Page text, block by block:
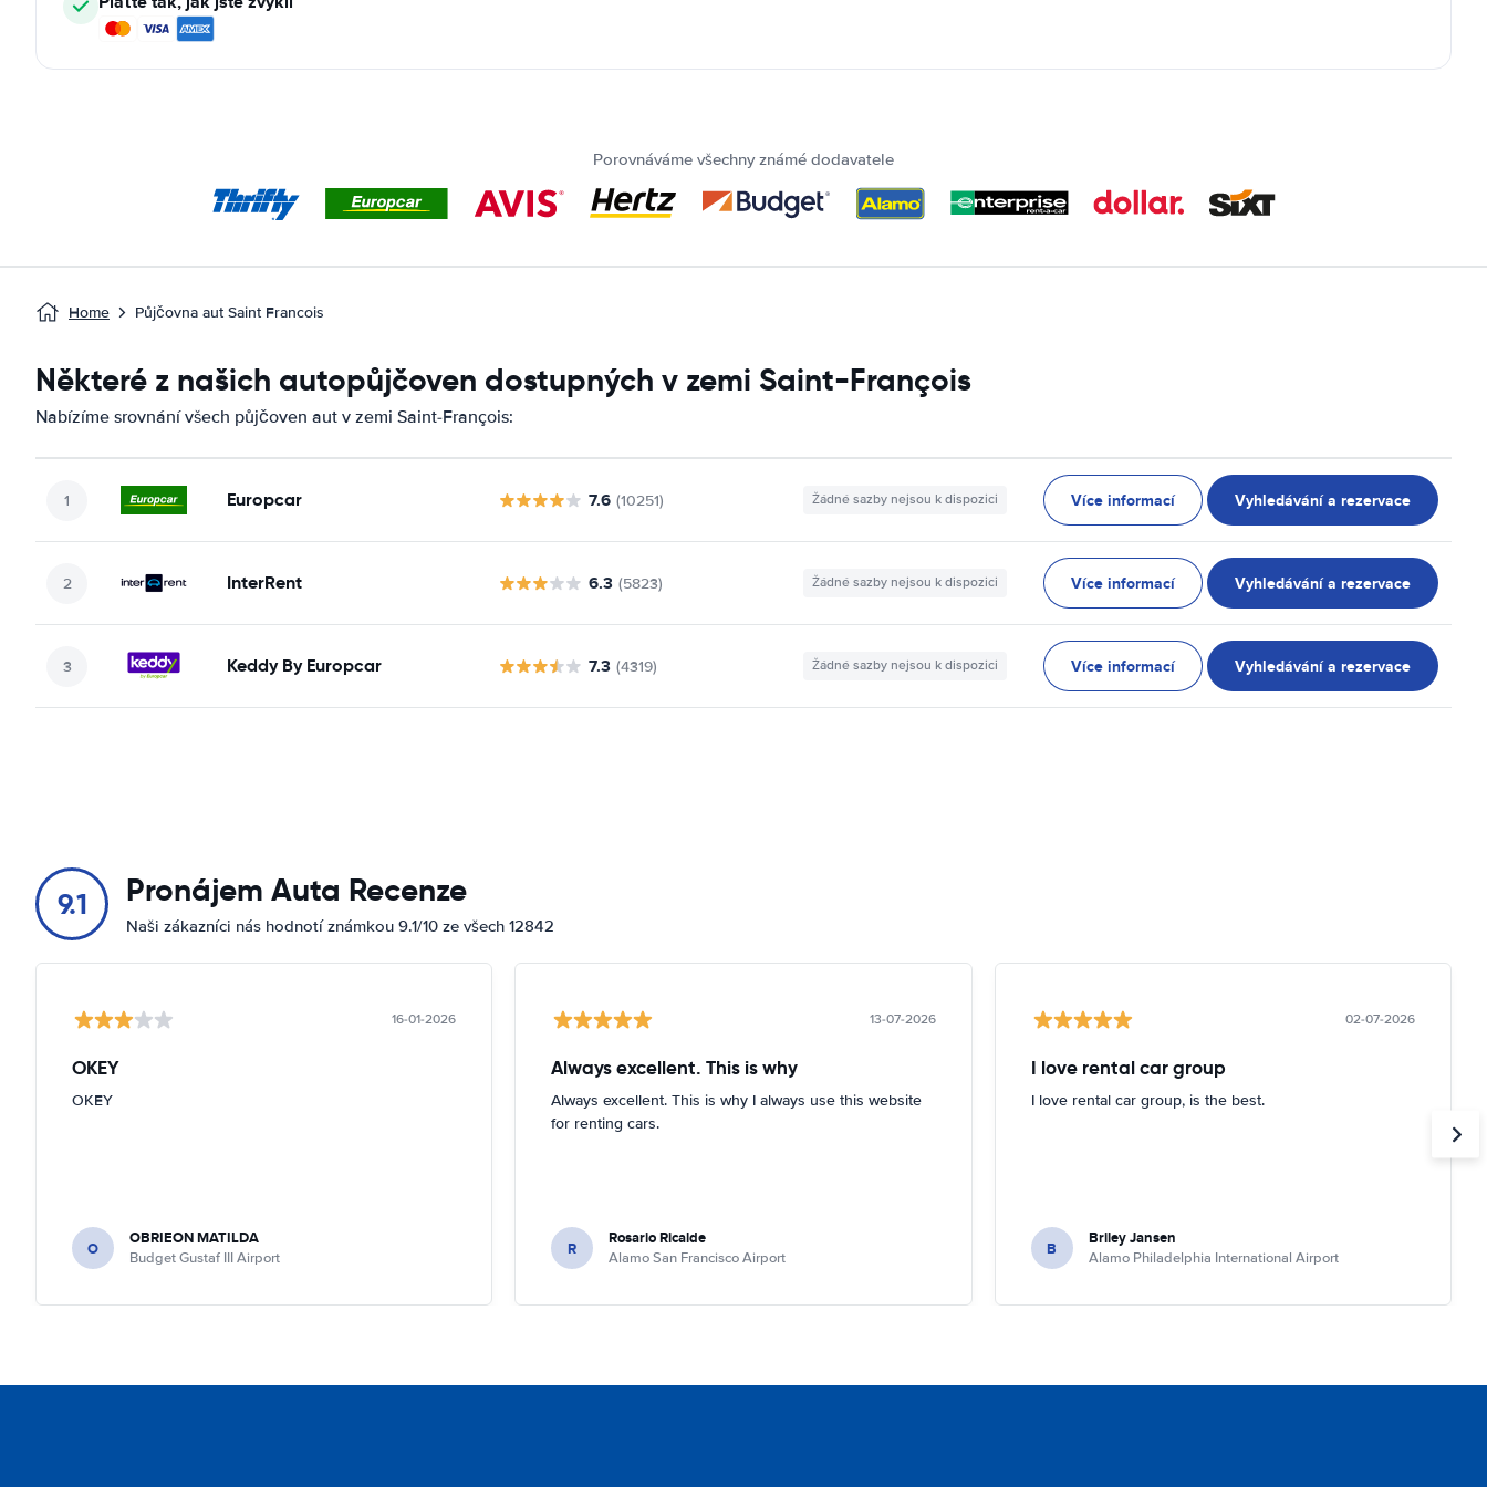
Porovnáváme všechny známé dodavatele
Home Půjčovna aut Saint Francois
Některé z našich autopůjčoven dostupných v zemi Saint-François
Nabízíme srovnání všech půjčoven aut v zemi Saint-François:
Europcar 7.6 (10251) Žádné sazby nejsou k dispozici Více informací Vyhledávání a rezervace
InterRent 6.3 (5823) Žádné sazby nejsou k dispozici Více informací Vyhledávání a rezervace
Keddy By Europcar 7.3 (4319) Žádné sazby nejsou k dispozici Více informací Vyhledávání a rezervace
9.1 Pronájem Auta Recenze
Naši zákazníci nás hodnotí známkou 9.1/10 ze všech 12842
16-01-2026
OKEY
OKEY
O OBRIEON MATILDA
Budget Gustaf III Airport
13-07-2026
Always excellent. This is why
Always excellent. This is why I always use this website
for renting cars.
R Rosario Ricalde
Alamo San Francisco Airport
02-07-2026
I love rental car group
I love rental car group, is the best.
B Briley Jansen
Alamo Philadelphia International Airport